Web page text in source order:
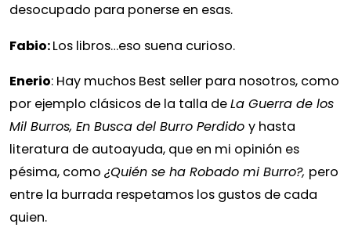
desocupado para ponerse en esas.
Fabio:Los libros…eso suena curioso.
Enerio: Hay muchos Best seller para nosotros, como
por ejemplo clásicos de la talla deLa Guerra de los
Mil Burros, En Busca del Burro Perdido y hasta
literatura de autoayuda, que en mi opinión es
pésima, como ¿Quién se ha Robado mi Burro?, pero
entre la burrada respetamos los gustos de cada
quien.